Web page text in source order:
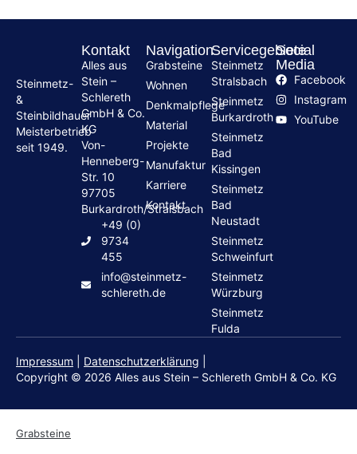
Steinmetz-
&
Steinbildhauer
Meisterbetrieb
seit 1949.
Kontakt
Alles aus
Stein –
Schlereth
GmbH & Co.
KG
Von-
Henneberg-
Str. 10
97705
Burkardroth/Stralsbach
+49 (0)
9734
455
info@steinmetz-
schlereth.de
Navigation
Grabsteine
Wohnen
Denkmalpflege
Material
Projekte
Manufaktur
Karriere
Kontakt
Servicegebiete
Steinmetz
Stralsbach
Steinmetz
Burkardroth
Steinmetz
Bad
Kissingen
Steinmetz
Bad
Neustadt
Steinmetz
Schweinfurt
Steinmetz
Würzburg
Steinmetz
Fulda
Social
Media
Facebook
Instagram
YouTube
Copyright © 2026 Alles aus Stein – Schlereth GmbH & Co. KG
Impressum Datenschutzerklärung
Grabsteine